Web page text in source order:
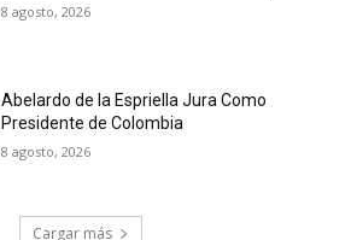
8 agosto, 2026
Abelardo de la Espriella Jura Como
Presidente de Colombia
8 agosto, 2026
Cargar más